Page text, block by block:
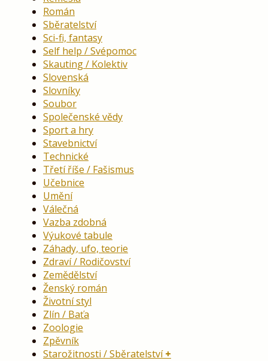
Román
Sběratelství
Sci-fi, fantasy
Self help / Svépomoc
Skauting / Kolektiv
Slovenská
Slovníky
Soubor
Společenské vědy
Sport a hry
Stavebnictví
Technické
Třetí říše / Fašismus
Učebnice
Umění
Válečná
Vazba zdobná
Výukové tabule
Záhady, ufo, teorie
Zdraví / Rodičovství
Zemědělství
Ženský román
Životní styl
Zlín / Baťa
Zoologie
Zpěvník
Starožitnosti / Sběratelství